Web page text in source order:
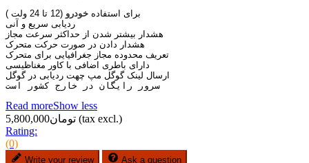
برای استفاده خودرو (12 تا 24 ولت )
ردیابی سریع و آنی
هشدار بیشتر شدن از حداکثر سرعت مجاز
هشدار دادن در صورت حرکت متحرک
تعریف محدوده مجاز جغرافیایی برای متحرک
دارای باطری اضافی با کاور مغناظیسی
ارسال لینک گوگل مپ چهت ردیابی در گوگل
سرور رایگان در خارج کشور است
Read moreShow less
تومان5,800,000 (tax excl.)
Rating:
(0)
Write your review Ask a question